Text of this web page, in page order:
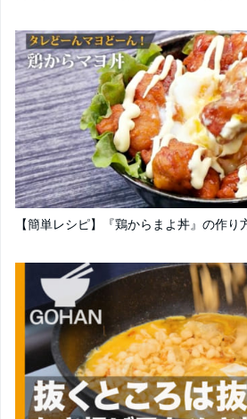
【簡単レシピ】『鶏からまよ丼』の作り